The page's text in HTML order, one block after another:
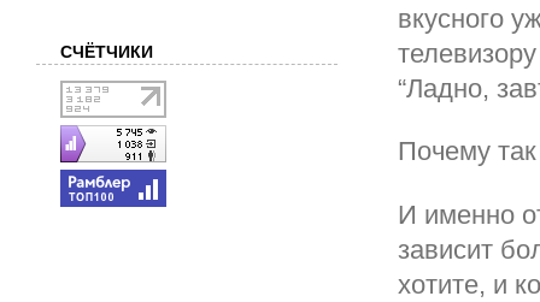
вкусного
“Ладно,
Почему
И именно
зависит
хотите, и
СЧЁТЧИКИ